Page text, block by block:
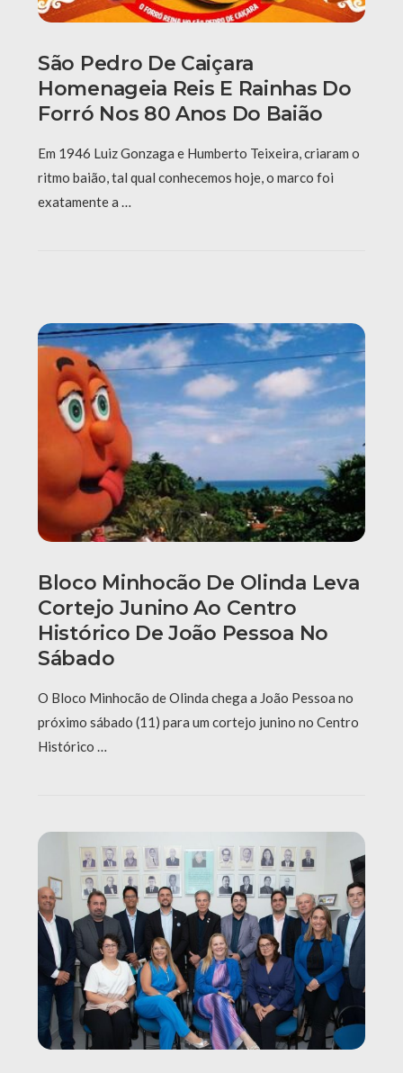
São Pedro De Caiçara
Homenageia Reis E Rainhas Do
Forró Nos 80 Anos Do Baião
Em 1946 Luiz Gonzaga e Humberto Teixeira, criaram o
ritmo baião, tal qual conhecemos hoje, o marco foi
exatamente a …
Bloco Minhocão De Olinda Leva
Cortejo Junino Ao Centro
Histórico De João Pessoa No
Sábado
O Bloco Minhocão de Olinda chega a João Pessoa no
próximo sábado (11) para um cortejo junino no Centro
Histórico …